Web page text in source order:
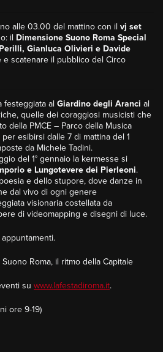
alle 03.00 del mattino con il vj set
il Dimensione Suono Roma Special
Gianluca Olivieri e Davide
e scatenare il pubblico del Circo
festeggiata al Giardino degli Aranci al
quelle dei coraggiosi musicisti che
della PMCE – Parco della Musica
esibirsi dalle 7 di mattina del 1
da Michele Tadini.
del 1° gennaio la kermesse si
e Lungotevere dei Pierleoni.
e dello stupore, dove danze in
dal vivo di ogni genere
visionaria costellata da
di videomapping e disegni di luce.
Roma, il ritmo della Capitale
su www.lafestadiroma.it.
ore 9-19)